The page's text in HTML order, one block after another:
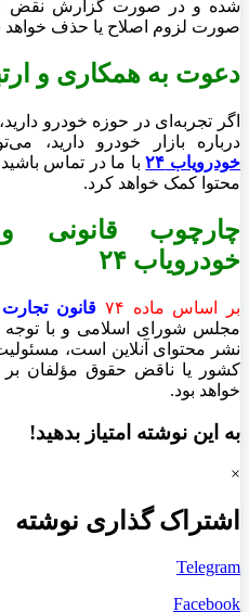
شده و در صورت گزارش نقض
صورت لزوم اصلاح یا حذف
دعوت به همکاری و
اگر تجربه‌ای در حوزه خودرو
درباره بازار خودرو دارید،
خودرویاب ۲۴
با ما در تماس
محتوا کمک خواهد کرد.
چارچوب قانونی
خودرویاب ۲۴
بر اساس ماده ۷۴ قانون تجارت
نشر محتوای آنلاین است،
کشور یا ناقض حقوق مؤلفان بر
خواهد بود.
به این نوشته امتیاز بدهید!
×
اشتراک گذاری نوشته
Telegram
Facebook